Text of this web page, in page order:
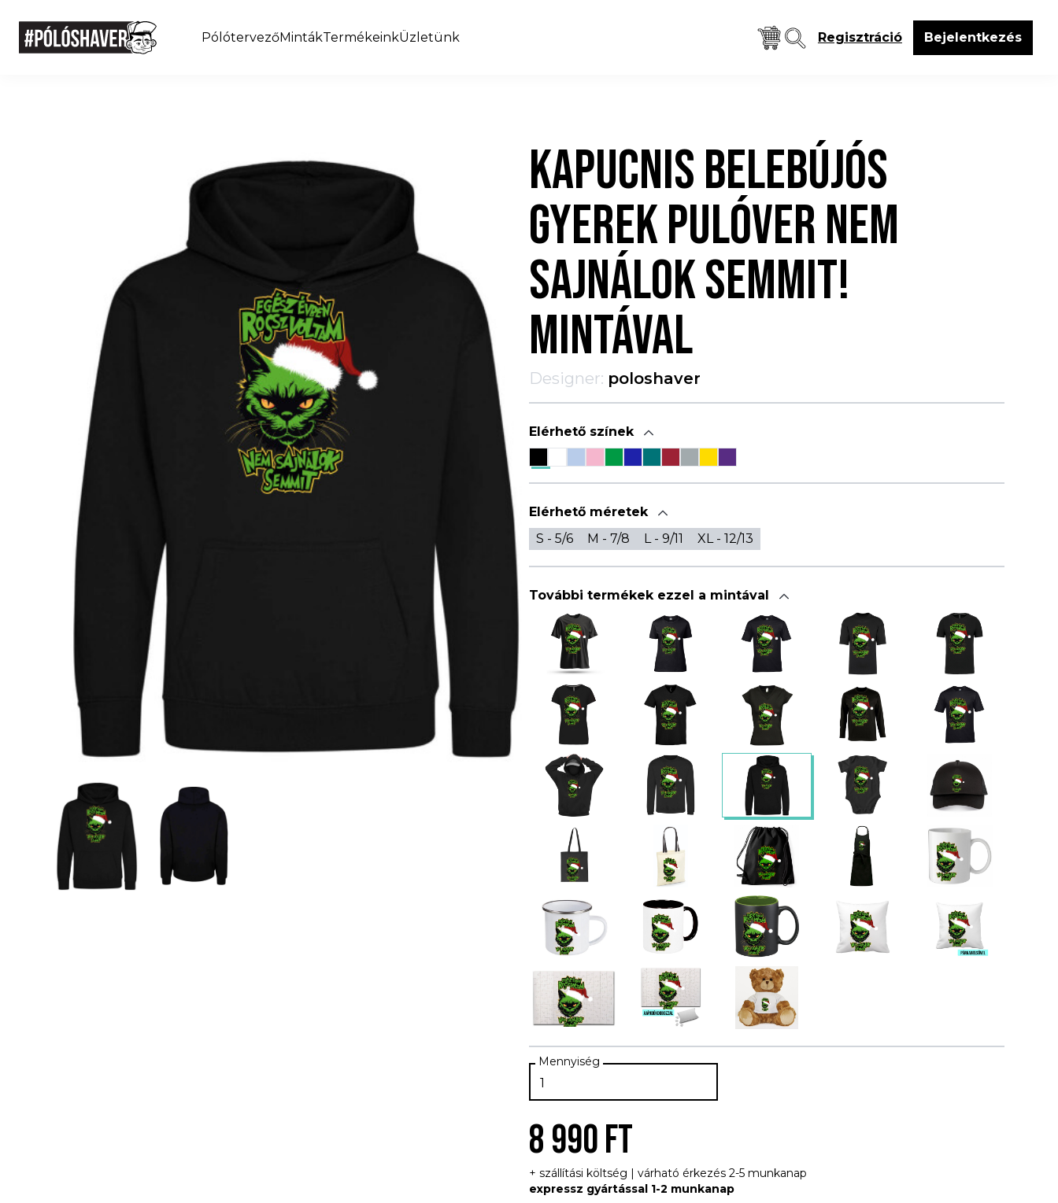
PólótervezőMintákTermékeinkÜzletünk Regisztráció Bejelentkezés
KAPUCNIS BELEBÚJÓS
GYEREK PULÓVER NEM
SAJNÁLOK SEMMIT!
MINTÁVAL
Designer: poloshaver
Elérhető színek
Elérhető méretek
S - 5/6
M - 7/8 L - 9/11 XL - 12/13
További termékek ezzel a mintával
8 990 FT
+ szállítási költség | várható érkezés 2-5 munkanap
expressz gyártással 1-2 munkanap